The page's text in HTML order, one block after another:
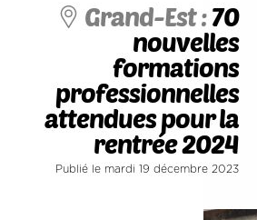
Grand-Est :70
nouvelles
formations
professionnelles
attendues pour la
rentrée 2024
Publié le mardi 19 décembre 2023